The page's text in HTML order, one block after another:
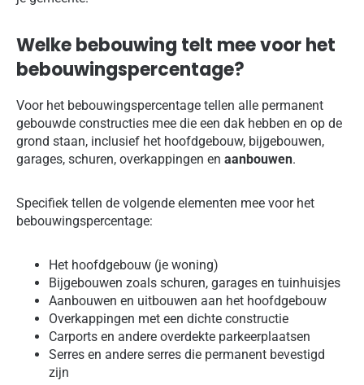
Welke bebouwing telt mee voor het
bebouwingspercentage?
Voor het bebouwingspercentage tellen alle permanent
gebouwde constructies mee die een dak hebben en op de
grond staan, inclusief het hoofdgebouw, bijgebouwen,
garages, schuren, overkappingen en aanbouwen.
Specifiek tellen de volgende elementen mee voor het
bebouwingspercentage:
Het hoofdgebouw (je woning)
Bijgebouwen zoals schuren, garages en tuinhuisjes
Aanbouwen en uitbouwen aan het hoofdgebouw
Overkappingen met een dichte constructie
Carports en andere overdekte parkeerplaatsen
Serres en andere serres die permanent bevestigd
zijn